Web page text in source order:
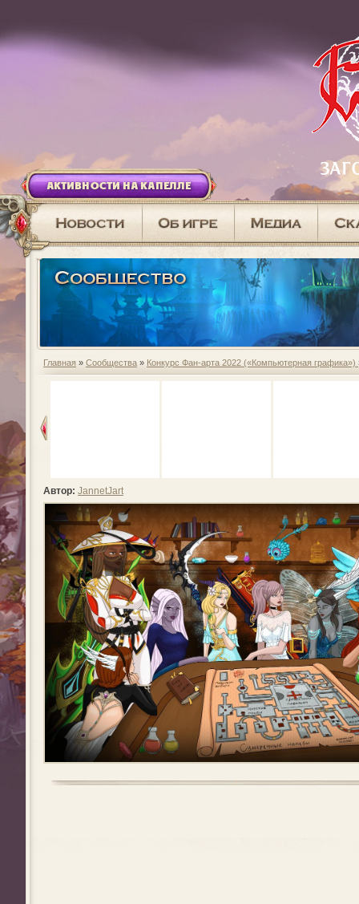
АКТИВНОСТИ НА КАПЕЛЛЕ
Главная » Сообщества » Конкурс Фан-арта 2022 («Компьютерная графика»)
Автор: JannetJart